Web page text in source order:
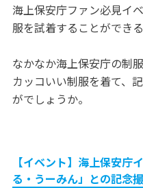
海上保安庁ファン必見イ
服を試着することができ
なかなか海上保安庁の制
カッコいい制服を着て、
がでしょうか。
【イベント】海上保安庁
る・うーみん」との記念